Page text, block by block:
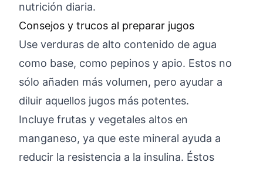
nutrición diaria.
Consejos y trucos al preparar jugos
Use verduras de alto contenido de agua
como base, como pepinos y apio. Estos no
sólo añaden más volumen, pero ayudar a
diluir aquellos jugos más potentes.
Incluye frutas y vegetales altos en
manganeso, ya que este mineral ayuda a
reducir la resistencia a la insulina. Éstos